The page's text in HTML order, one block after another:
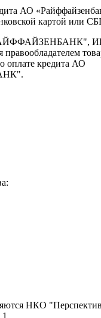
АО
картой или
правообладателем
оплате кредита АО
НКО